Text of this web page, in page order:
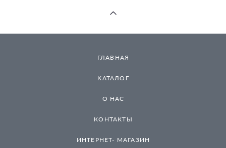
ГЛАВНАЯ
КАТАЛОГ
О НАС
КОНТАКТЫ
ИНТЕРНЕТ- МАГАЗИН